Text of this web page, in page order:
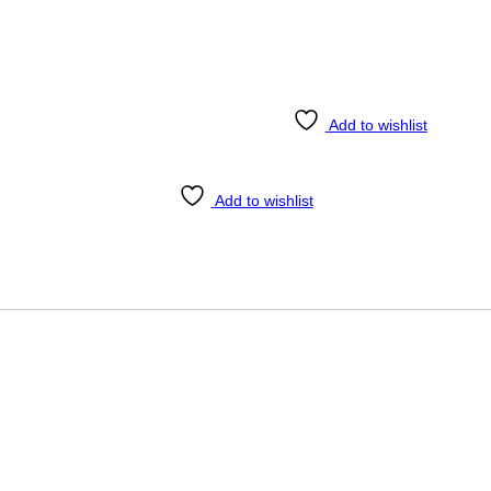
Add to wishlist
Add to wishlist